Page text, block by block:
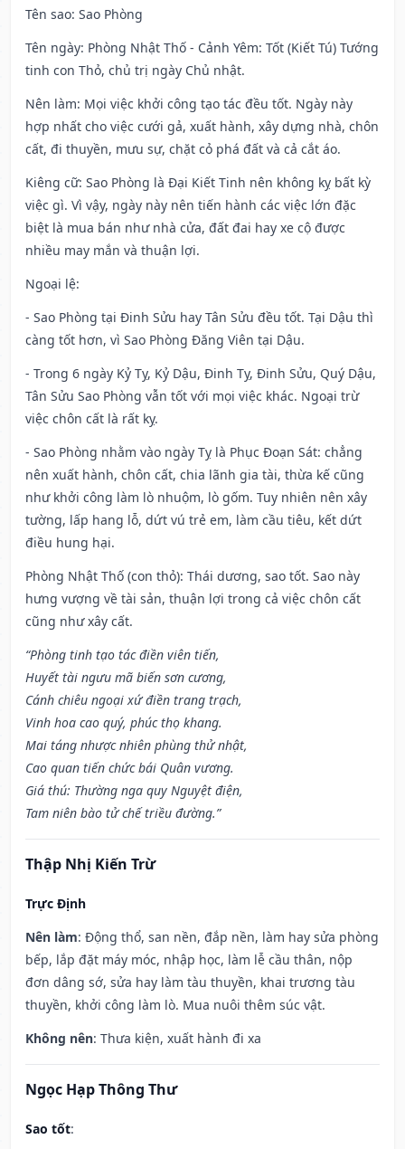
Tên sao: Sao Phòng
Tên ngày: Phòng Nhật Thố - Cảnh Yêm: Tốt (Kiết Tú) Tướng
tinh con Thỏ, chủ trị ngày Chủ nhật.
Nên làm: Mọi việc khởi công tạo tác đều tốt. Ngày này
hợp nhất cho việc cưới gả, xuất hành, xây dựng nhà, chôn
cất, đi thuyền, mưu sự, chặt cỏ phá đất và cả cắt áo.
Kiêng cữ: Sao Phòng là Đại Kiết Tinh nên không kỵ bất kỳ
việc gì. Vì vậy, ngày này nên tiến hành các việc lớn đặc
biệt là mua bán như nhà cửa, đất đai hay xe cộ được
nhiều may mắn và thuận lợi.
Ngoại lệ:
- Sao Phòng tại Đinh Sửu hay Tân Sửu đều tốt. Tại Dậu thì
càng tốt hơn, vì Sao Phòng Đăng Viên tại Dậu.
- Trong 6 ngày Kỷ Tỵ, Kỷ Dậu, Đinh Tỵ, Đinh Sửu, Quý Dậu,
Tân Sửu Sao Phòng vẫn tốt với mọi việc khác. Ngoại trừ
việc chôn cất là rất kỵ.
- Sao Phòng nhằm vào ngày Tỵ là Phục Đoạn Sát: chẳng
nên xuất hành, chôn cất, chia lãnh gia tài, thừa kế cũng
như khởi công làm lò nhuộm, lò gốm. Tuy nhiên nên xây
tường, lấp hang lỗ, dứt vú trẻ em, làm cầu tiêu, kết dứt
điều hung hại.
Phòng Nhật Thố (con thỏ): Thái dương, sao tốt. Sao này
hưng vượng về tài sản, thuận lợi trong cả việc chôn cất
cũng như xây cất.
“Phòng tinh tạo tác điền viên tiến,
Huyết tài ngưu mã biến sơn cương,
Cánh chiêu ngoại xứ điền trang trạch,
Vinh hoa cao quý, phúc thọ khang.
Mai táng nhược nhiên phùng thử nhật,
Cao quan tiến chức bái Quân vương.
Giá thú: Thường nga quy Nguyệt điện,
Tam niên bào tử chế triều đường.”
Thập Nhị Kiến Trừ
Trực Định
Nên làm: Động thổ, san nền, đắp nền, làm hay sửa phòng
bếp, lắp đặt máy móc, nhập học, làm lễ cầu thân, nộp
đơn dâng sớ, sửa hay làm tàu thuyền, khai trương tàu
thuyền, khởi công làm lò. Mua nuôi thêm súc vật.
Không nên: Thưa kiện, xuất hành đi xa
Ngọc Hạp Thông Thư
Sao tốt: